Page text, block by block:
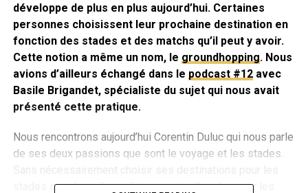
développe de plus en plus aujourd’hui. Certaines
personnes choisissent leur prochaine destination en
fonction des stades et des matchs qu’il peut y avoir.
Cette notion a même un nom, le groundhopping. Nous
avions d’ailleurs échangé dans le podcast #12avec
Basile Brigandet, spécialiste du sujet qui nous avait
présenté cette pratique.
Nous rencontrons aujourd’hui Corentin Duluc qui nous parle
de ses deux passions que sont le voyage et les stades.
Sans nécessairement choisir ses destinations pour les
stades sur place, il apprécie pouvoir aller observer les